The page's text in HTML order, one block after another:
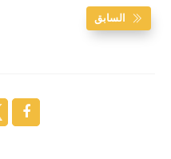
السابق